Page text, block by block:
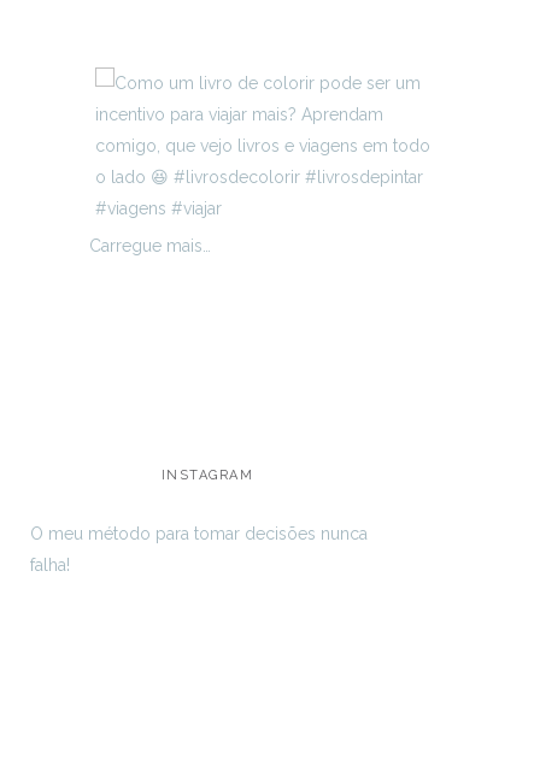
Carregue mais…
INSTAGRAM
O meu método para tomar decisões nunca
falha!